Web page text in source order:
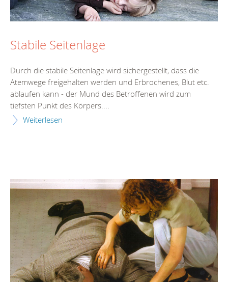
Stabile Seitenlage
Durch die stabile Seitenlage wird sichergestellt, dass die
Atemwege freigehalten werden und Erbrochenes, Blut etc.
ablaufen kann - der Mund des Betroffenen wird zum
tiefsten Punkt des Körpers....
Weiterlesen